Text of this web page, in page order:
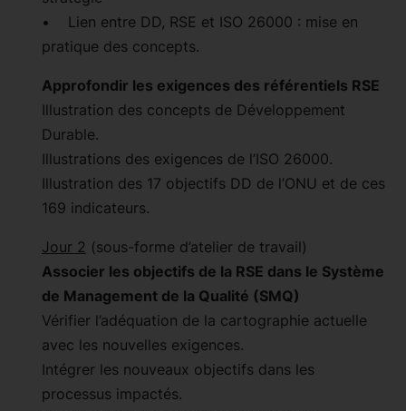
• Lien entre DD, RSE et ISO 26000 : mise en
pratique des concepts.
Approfondir les exigences des référentiels RSE
Illustration des concepts de Développement
Durable.
Illustrations des exigences de l’ISO 26000.
Illustration des 17 objectifs DD de l’ONU et de ces
169 indicateurs.
Jour 2 (sous-forme d’atelier de travail)
Associer les objectifs de la RSE dans le Système
de Management de la Qualité (SMQ)
Vérifier l’adéquation de la cartographie actuelle
avec les nouvelles exigences.
Intégrer les nouveaux objectifs dans les
processus impactés.